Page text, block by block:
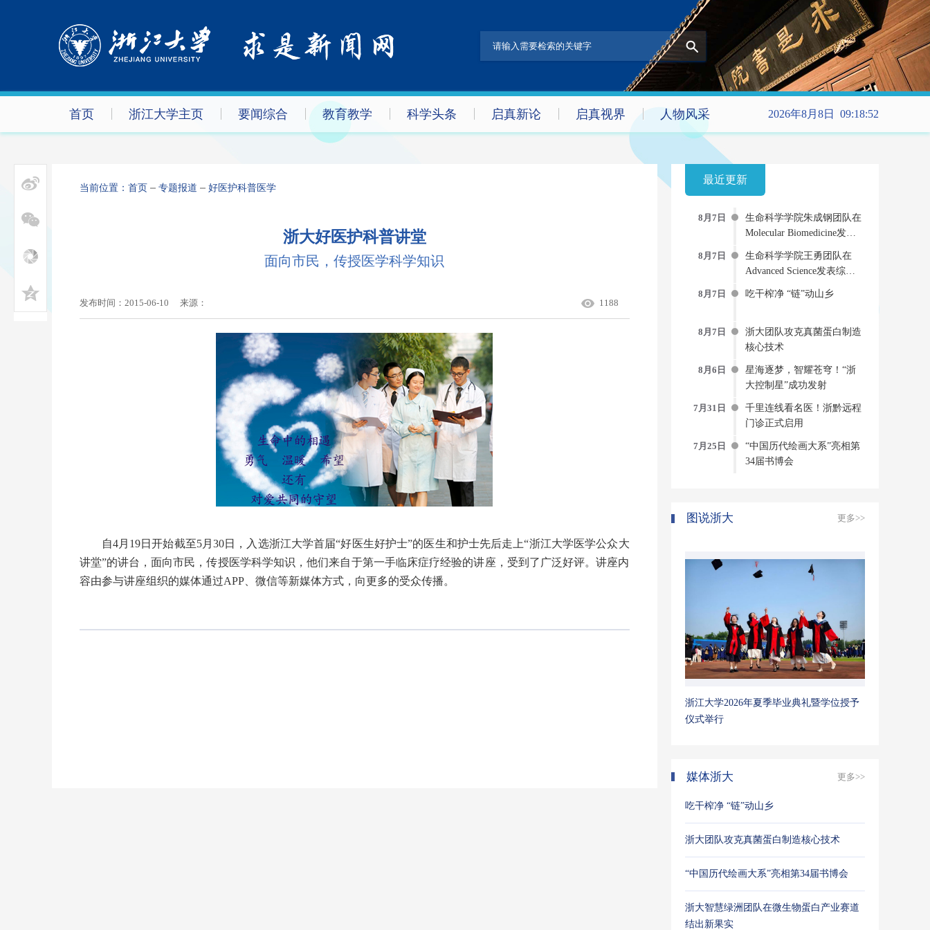
首页 浙江大学主页 要闻综合 教育教学 科学头条 启真新论 启真视界 人物风采 2026年8月8日 09:18:52
当前位置： 首页 专题报道 好医护科普医学
浙大好医护科普讲堂
面向市民，传授医学科学知识
发布时间：2015-06-10 来源： 1188
自4月19日开始截至5月30日，入选浙江大学首届“好医生好护士”的医生和护士先后走上“浙江大学医学公众大
讲堂”的讲台，面向市民，传授医学科学知识，他们来自于第一手临床症疗经验的讲座，受到了广泛好评。讲座内
容由参与讲座组织的媒体通过APP、微信等新媒体方式，向更多的受众传播。
最近更新
8月7日
生命科学学院朱成钢团队在
Molecular Biomedicine发文
提出新型“受体-药物偶联
物”双重抗病毒策略
8月7日
生命科学学院王勇团队在
Advanced Science发表综述
AI-物理-实验“三位一体”的
蛋白质动态建模新范式
8月7日 吃干榨净 “链”动山乡
8月7日
浙大团队攻克真菌蛋白制造
核心技术
8月6日
星海逐梦，智耀苍穹！“浙
大控制星”成功发射
7月31日
千里连线看名医！浙黔远程
门诊正式启用
7月25日
“中国历代绘画大系”亮相第
34届书博会
图说浙大 更多>>
浙江大学2026年夏季毕业典礼暨学位授予
仪式举行
媒体浙大 更多>>
吃干榨净 “链”动山乡
浙大团队攻克真菌蛋白制造核心技术
“中国历代绘画大系”亮相第34届书博会
浙大智慧绿洲团队在微生物蛋白产业赛道
结出新果实